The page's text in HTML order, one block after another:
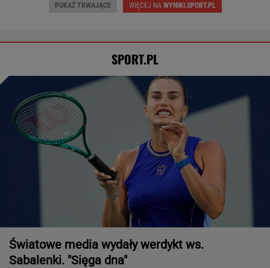
POKAŻ TRWAJĄCE WIĘCEJ NA WYNIKI.SPORT.PL
SPORT.PL
Światowe media wydały werdykt ws.
Sabalenki. "Sięga dna"